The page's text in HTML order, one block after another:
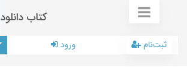
کتاب دانلود
ورود ثبت‌نام